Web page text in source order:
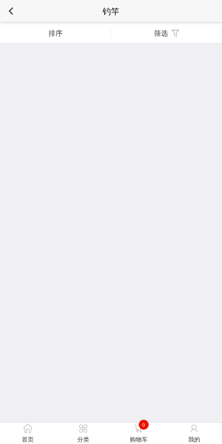
钓竿
排序 筛选
首页 分类
0
购物车 我的